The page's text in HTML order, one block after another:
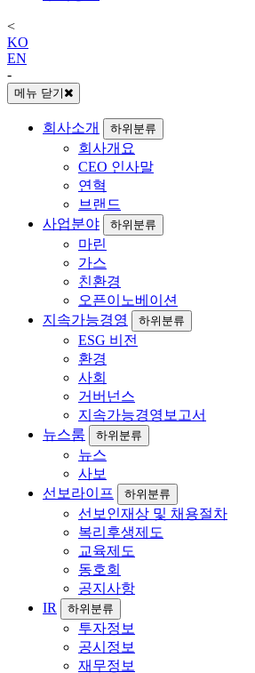
<
KO
EN
-
메뉴 닫기
회사소개 하위분류
회사개요
CEO 인사말
연혁
브랜드
사업분야
하위분류
마린
가스
친환경
오픈이노베이션
지속가능경영
하위분류
ESG 비전
환경
사회
거버넌스
지속가능경영보고서
뉴스룸
하위분류
뉴스
사보
선보라이프
하위분류
선보인재상 및 채용절차
복리후생제도
교육제도
동호회
공지사항
IR
하위분류
투자정보
공시정보
재무정보